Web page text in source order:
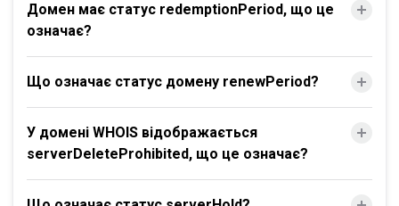
Домен має статус redemptionPeriod, що це
означає?
Що означає статус домену renewPeriod?
У домені WHOIS відображається
serverDeleteProhibited, що це означає?